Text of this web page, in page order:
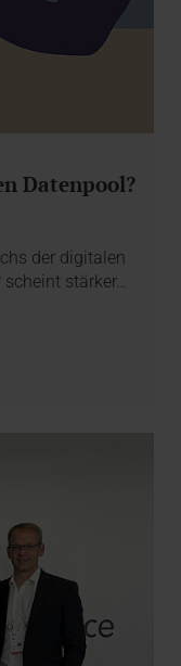
Datenpool?
der digitalen
scheint stärker…